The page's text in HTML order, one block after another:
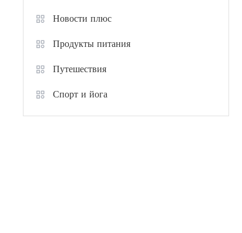
Новости плюс
Продукты питания
Путешествия
Спорт и йога